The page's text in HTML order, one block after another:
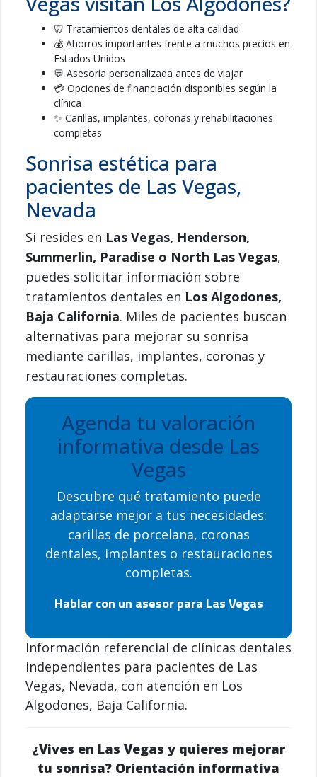
🦷 Tratamientos dentales de alta calidad
💰 Ahorros importantes frente a muchos precios en
Estados Unidos
💬 Asesoría personalizada antes de viajar
💳 Opciones de financiación disponibles según la
clínica
✨ Carillas, implantes, coronas y rehabilitaciones
completas
Sonrisa estética para
pacientes de Las Vegas,
Nevada
Si resides en Las Vegas, Henderson,
Summerlin, Paradise o North Las Vegas,
puedes solicitar información sobre
tratamientos dentales en Los Algodones,
Baja California. Miles de pacientes buscan
alternativas para mejorar su sonrisa
mediante carillas, implantes, coronas y
restauraciones completas.
Agenda tu valoración
informativa desde Las
Vegas
Descubre qué tratamiento puede
adaptarse mejor a tus necesidades:
carillas de porcelana, coronas
dentales, implantes o restauraciones
completas.
Hablar con un asesor para Las Vegas
Información referencial de clínicas dentales
independientes para pacientes de Las
Vegas, Nevada, con atención en Los
Algodones, Baja California.
¿Vives en Las Vegas y quieres mejorar
tu sonrisa? Orientación informativa